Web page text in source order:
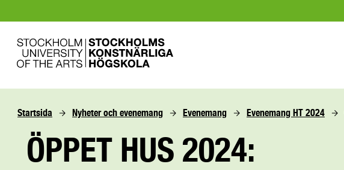
Startsida Nyheter och evenemang Evenemang Evenemang HT 2024
ÖPPET HUS 2024: